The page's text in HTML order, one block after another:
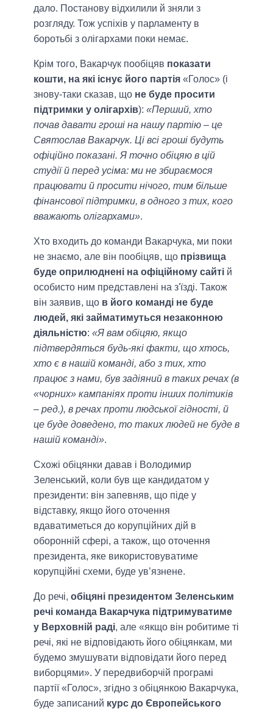
дало. Постанову відхилили й зняли з
розгляду. Тож успіхів у парламенту в
боротьбі з олігархами поки немає.
Крім того, Вакарчук пообіцяв показати
кошти, на які існує його партія «Голос» (і
знову-таки сказав, що не буде просити
підтримки у олігархів): «Перший, хто
почав давати гроші на нашу партію – це
Святослав Вакарчук. Ці всі гроші будуть
офіційно показані. Я точно обіцяю в цій
студії й перед усіма: ми не збираємося
працювати й просити нічого, тим більше
фінансової підтримки, в одного з тих, кого
вважають олігархами».
Хто входить до команди Вакарчука, ми поки
не знаємо, але він пообіцяв, що прізвища
буде оприлюднені на офіційному сайті й
особисто ним представлені на з'їзді. Також
він заявив, що в його команді не буде
людей, які займатимуться незаконною
діяльністю: «Я вам обіцяю, якщо
підтвердяться будь-які факти, що хтось,
хто є в нашій команді, або з тих, хто
працює з нами, був задіяний в таких речах (в
«чорних» кампаніях проти інших політиків
– ред.), в речах проти людської гідності, й
це буде доведено, то таких людей не буде в
нашій команді».
Схожі обіцянки давав і Володимир
Зеленський, коли був ще кандидатом у
президенти: він запевняв, що піде у
відставку, якщо його оточення
вдаватиметься до корупційних дій в
оборонній сфері, а також, що оточення
президента, яке використовуватиме
корупційні схеми, буде ув’язнене.
До речі, обіцяні президентом Зеленським
речі команда Вакарчука підтримуватиме
у Верховній раді, але «якщо він робитиме ті
речі, які не відповідають його обіцянкам, ми
будемо змушувати відповідати його перед
виборцями». У передвиборчій програмі
партії «Голос», згідно з обіцянкою Вакарчука,
буде записаний курс до Європейського